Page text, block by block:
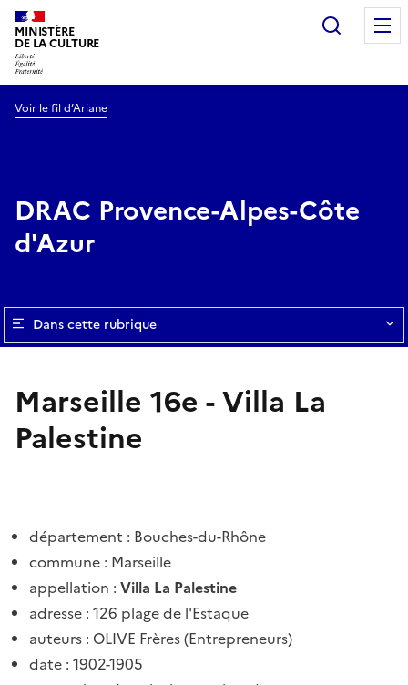
MINISTÈRE
DE LA CULTURE
Voir le fil d’Ariane
DRAC Provence-Alpes-Côte
d'Azur
Dans cette rubrique
Marseille 16e - Villa La
Palestine
département : Bouches-du-Rhône
commune : Marseille
appellation : Villa La Palestine
adresse : 126 plage de l'Estaque
auteurs : OLIVE Frères (Entrepreneurs)
date : 1902-1905